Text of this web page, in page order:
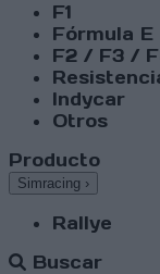
F1
Fórmula E
F2 / F3 /
Indycar
Otros
Producto
Simracing ›
Rallye
Buscar